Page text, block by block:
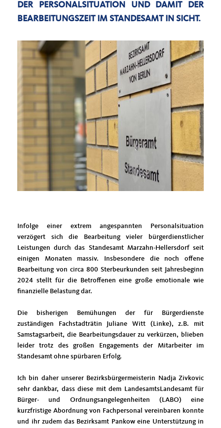
DER PERSONALSITUATION UND DAMIT DER
BEARBEITUNGSZEIT IM STANDESAMT IN SICHT.
Infolge einer extrem angespannten Personalsituation
verzögert sich die Bearbeitung vieler bürgerdienstlicher
Leistungen durch das Standesamt Marzahn-Hellersdorf seit
einigen Monaten massiv. Insbesondere die noch offene
Bearbeitung von circa 800 Sterbeurkunden seit Jahresbeginn
2024 stellt für die Betroffenen eine große emotionale wie
finanzielle Belastung dar.
Die bisherigen Bemühungen der für Bürgerdienste
zuständigen Fachstadträtin Juliane Witt (Linke), z.B. mit
Samstagsarbeit, die Bearbeitungsdauer zu verkürzen, blieben
leider trotz des großen Engagements der Mitarbeiter im
Standesamt ohne spürbaren Erfolg.
Ich bin daher unserer Bezirksbürgermeisterin Nadja Zivkovic
sehr dankbar, dass diese mit dem LandesamtsLandesamt für
Bürger- und Ordnungsangelegenheiten (LABO) eine
kurzfristige Abordnung von Fachpersonal vereinbaren konnte
und ihr zudem das Bezirksamt Pankow eine Unterstützung in